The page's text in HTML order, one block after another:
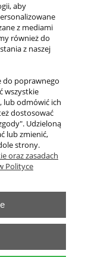
aby
z mediami
również do
z naszej
do poprawnego
wszystkie
lub odmówić ich
dostosować
Udzieloną
lub zmienić,
strony.
oraz zasadach
Polityce